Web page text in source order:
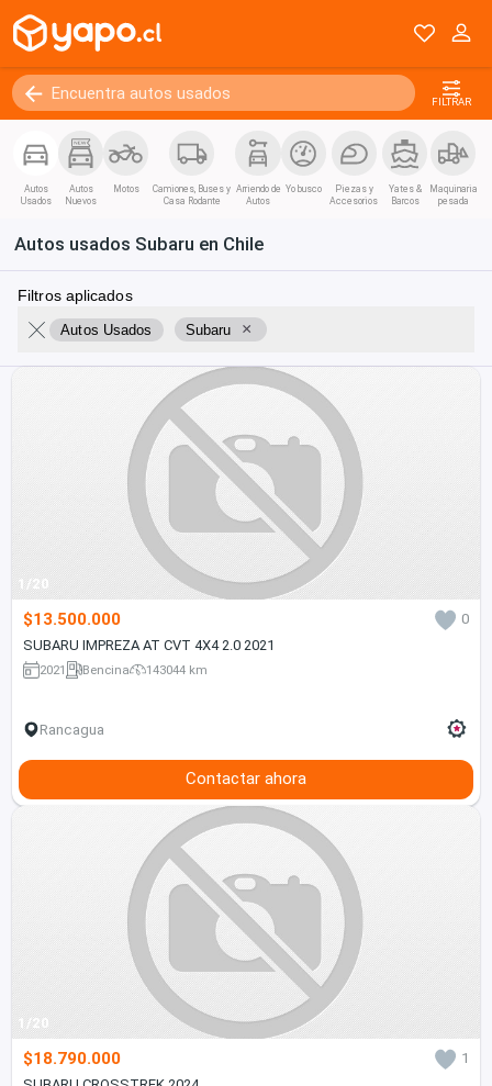
FILTRAR
Autos
Usados
Autos
Nuevos
Motos
Camiones, Buses y
Casa Rodante
Arriendo de
Autos
Yo busco
Piezas y
Accesorios
Yates &
Barcos
Maquinaria
pesada
Autos usados Subaru en Chile
Filtros aplicados
Autos Usados Subaru ×
1/20
$13.500.000
0
SUBARU IMPREZA AT CVT 4X4 2.0 2021
2021 Bencina 143044 km
Rancagua
Contactar ahora
1/20
$18.790.000
1